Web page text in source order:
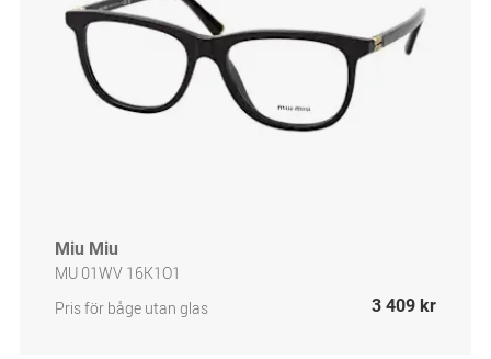
Miu Miu
MU 01WV 16K1O1
Pris för båge utan glas
3 409 kr